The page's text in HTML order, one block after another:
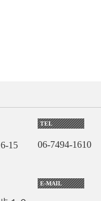
15
TEL
06-7494-1610
E-MAIL